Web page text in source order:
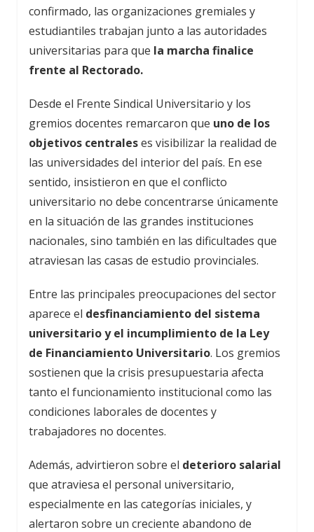
confirmado, las organizaciones gremiales y
estudiantiles trabajan junto a las autoridades
universitarias para que la marcha finalice
frente al Rectorado.
Desde el Frente Sindical Universitario y los
gremios docentes remarcaron que uno de los
objetivos centraleses visibilizar la realidad de
las universidades del interior del país. En ese
sentido, insistieron en que el conflicto
universitario no debe concentrarse únicamente
en la situación de las grandes instituciones
nacionales, sino también en las dificultades que
atraviesan las casas de estudio provinciales.
Entre las principales preocupaciones del sector
aparece el desfinanciamiento del sistema
universitario y el incumplimiento de la Ley
de Financiamiento Universitario. Los gremios
sostienen que la crisis presupuestaria afecta
tanto el funcionamiento institucional como las
condiciones laborales de docentes y
trabajadores no docentes.
Además, advirtieron sobre el deterioro salarial
que atraviesa el personal universitario,
especialmente en las categorías iniciales, y
alertaron sobre un creciente abandono de